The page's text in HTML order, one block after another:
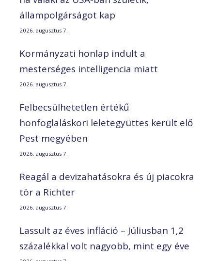
állampolgárságot kap
2026. augusztus 7.
Kormányzati honlap indult a
mesterséges intelligencia miatt
2026. augusztus 7.
Felbecsülhetetlen értékű
honfoglaláskori leletegyüttes került elő
Pest megyében
2026. augusztus 7.
Reagál a devizahatásokra és új piacokra
tör a Richter
2026. augusztus 7.
Lassult az éves infláció – Júliusban 1,2
százalékkal volt nagyobb, mint egy éve